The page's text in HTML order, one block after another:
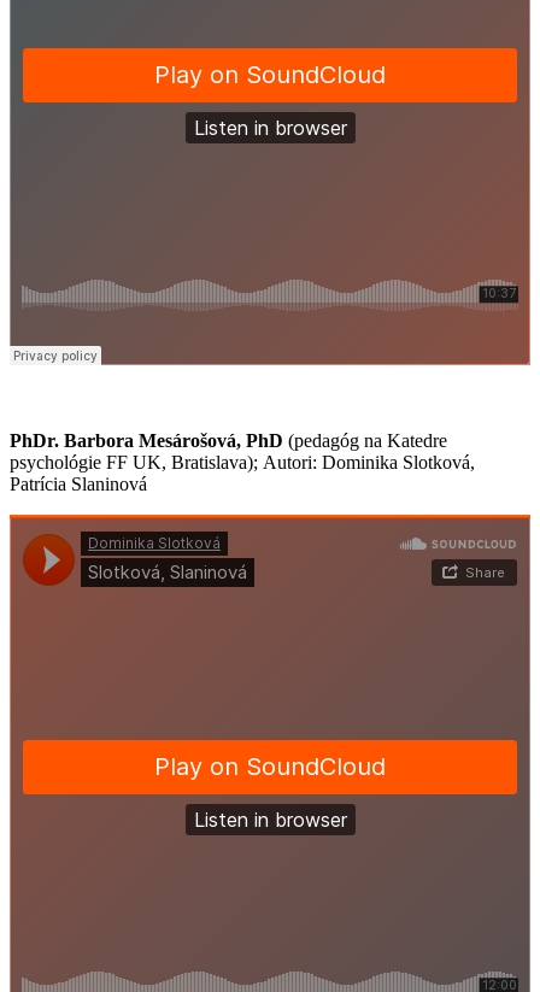
PhDr. Barbora Mesárošová, PhD (pedagóg na Katedre
psychológie FF UK, Bratislava); Autori: Dominika Slotková,
Patrícia Slaninová